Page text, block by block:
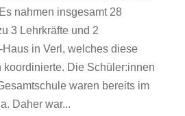
nahmen insgesamt 28
3 Lehrkräfte und 2
Haus in Verl, welches diese
koordinierte. Die Schüler:innen
waren bereits im
Daher war...